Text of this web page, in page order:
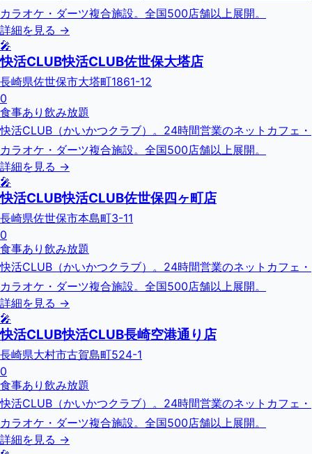
カラオケ・ダーツ複合施設。全国500店舗以上展開。
詳細を見る →
🎤
快活CLUB快活CLUB佐世保大塔店
長崎県佐世保市大塔町1861-12
0
食事あり 飲み放題
快活CLUB（かいかつクラブ）。24時間営業のネットカフェ・
カラオケ・ダーツ複合施設。全国500店舗以上展開。
詳細を見る →
🎤
快活CLUB快活CLUB佐世保四ヶ町店
長崎県佐世保市本島町3-11
0
食事あり 飲み放題
快活CLUB（かいかつクラブ）。24時間営業のネットカフェ・
カラオケ・ダーツ複合施設。全国500店舗以上展開。
詳細を見る →
🎤
快活CLUB快活CLUB長崎空港通り店
長崎県大村市古賀島町524-1
0
食事あり 飲み放題
快活CLUB（かいかつクラブ）。24時間営業のネットカフェ・
カラオケ・ダーツ複合施設。全国500店舗以上展開。
詳細を見る →